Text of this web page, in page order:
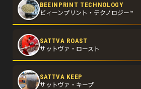
BEEINPRINT TECHNOLOGY
ビィーンプリント・テクノロジー™
SATTVA ROAST
サットヴァ・ロースト
SATTVA KEEP
サットヴァ・キープ